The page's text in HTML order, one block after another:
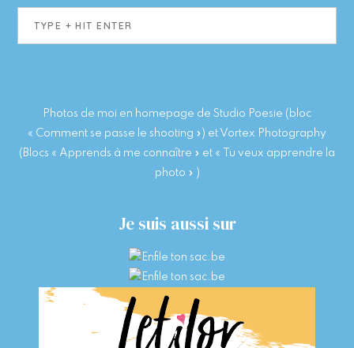
Photos de moi en homepage de Studio Poesie (bloc
« Comment se passe le shooting ») et Vortex Photography
(Blocs « Apprends à me connaître » et « Tu veux apprendre la
photo » )
Je suis aussi sur